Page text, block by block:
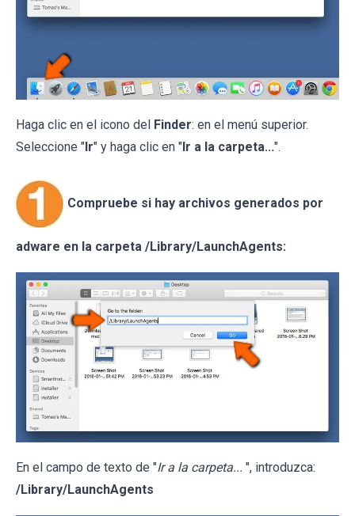
Haga clic en el icono del Finder: en el menú superior.
Seleccione "Ir" y haga clic en "Ir a la carpeta...".
Compruebe si hay archivos generados por
adware en la carpeta /Library/LaunchAgents:
En el campo de texto de "Ir a la carpeta... ", introduzca:
/Library/LaunchAgents